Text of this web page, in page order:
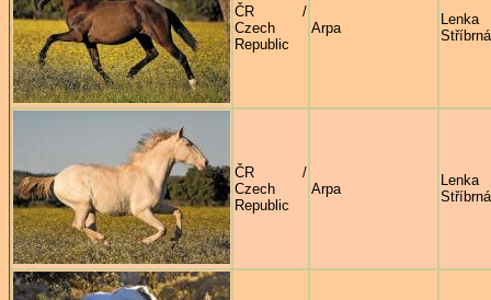
ČR /
Czech
Republic
Arpa
Lenka
Stříbrná
ČR /
Czech
Republic
Arpa
Lenka
Stříbrná